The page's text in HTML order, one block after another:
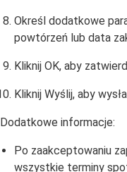
Określ dodatkowe
powtórzeń lub data
Kliknij OK, aby
Kliknij Wyślij, aby
Dodatkowe informacje:
Po zaakceptowaniu
wszystkie terminy